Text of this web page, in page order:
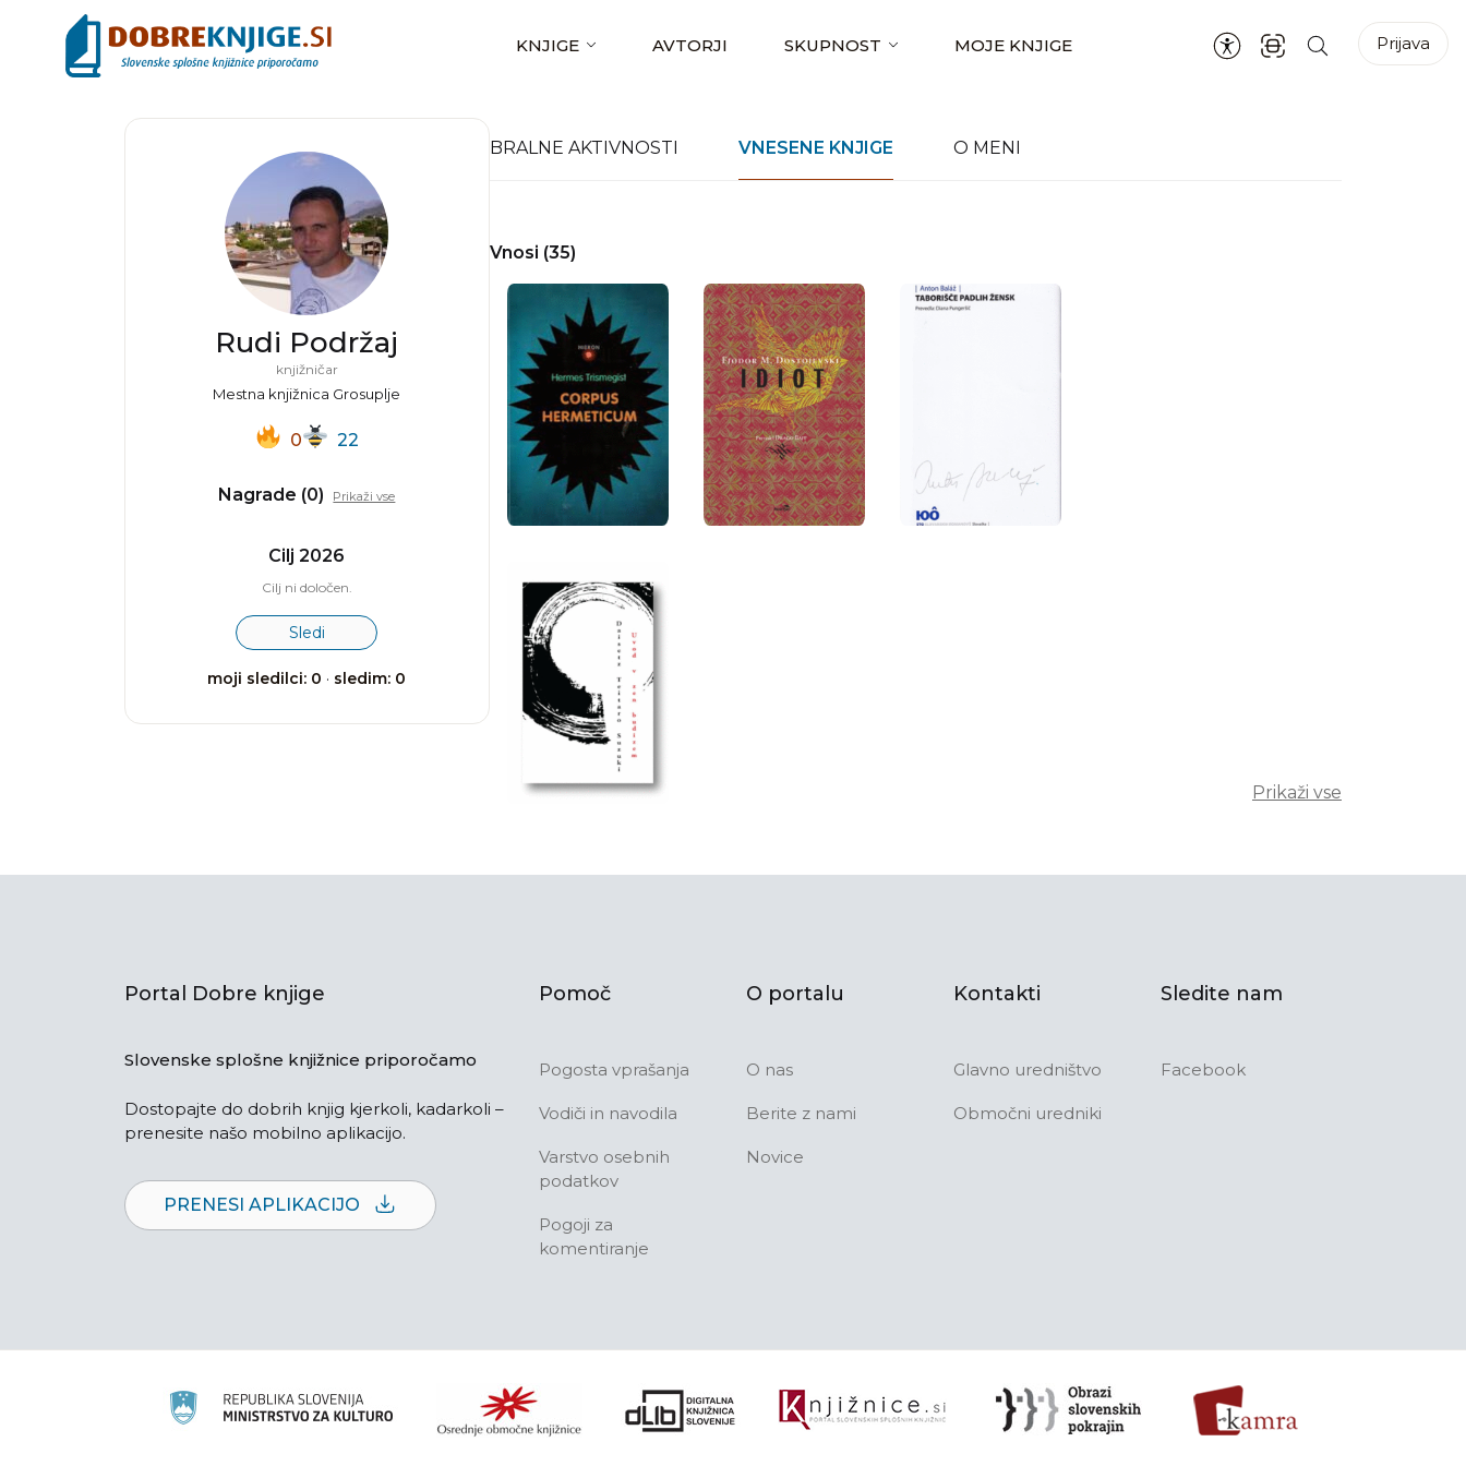
KNJIGE AVTORJI SKUPNOST MOJE KNJIGE Prijava
Rudi Podržaj
knjižničar
Mestna knjižnica Grosuplje
0 22
Nagrade (0) Prikaži vse
Cilj 2026
Cilj ni določen.
Sledi
moji sledilci: 0 · sledim: 0
BRALNE AKTIVNOSTI VNESENE KNJIGE O MENI
Vnosi (35)
Prikaži vse
Portal Dobre knjige
Slovenske splošne knjižnice priporočamo
Dostopajte do dobrih knjig kjerkoli, kadarkoli –
prenesite našo mobilno aplikacijo.
PRENESI APLIKACIJO
Pomoč
Pogosta vprašanja
Vodiči in navodila
Varstvo osebnih
podatkov
Pogoji za
komentiranje
O portalu
O nas
Berite z nami
Novice
Kontakti
Glavno uredništvo
Območni uredniki
Sledite nam
Facebook